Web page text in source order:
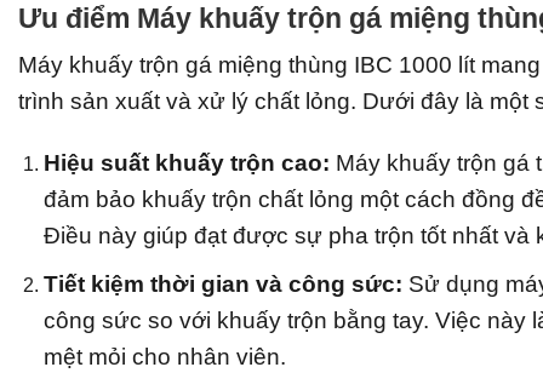
Ưu điểm Máy khuấy trộn gá miệng
Máy khuấy trộn gá miệng thùng IBC 1000 lít
trình sản xuất và xử lý chất lỏng. Dưới đây là một
Hiệu suất khuấy trộn cao: Máy khuấy trộn gá
đảm bảo khuấy trộn chất lỏng một cách đồng
Điều này giúp đạt được sự pha trộn tốt nhất và
Tiết kiệm thời gian và công sức: Sử dụng
công sức so với khuấy trộn bằng tay. Việc này
mệt mỏi cho nhân viên.